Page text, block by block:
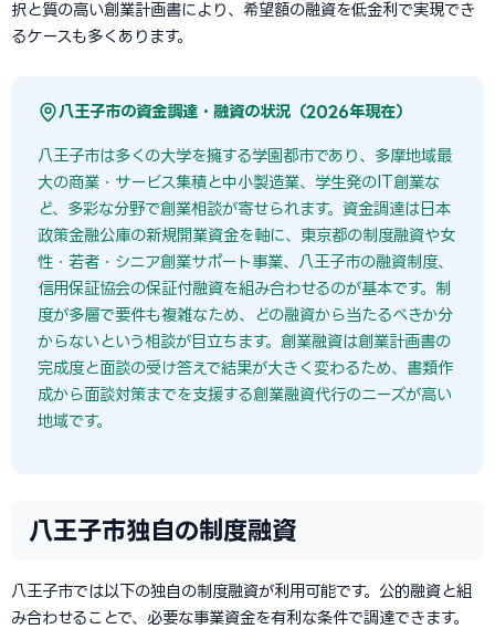
択と質の高い創業計画書により、希望額の融資を低金利で実現でき
るケースも多くあります。
八王子市の資金調達・融資の状況（2026年現在）
八王子市は多くの大学を擁する学園都市であり、多摩地域最
大の商業・サービス集積と中小製造業、学生発のIT創業な
ど、多彩な分野で創業相談が寄せられます。資金調達は日本
政策金融公庫の新規開業資金を軸に、東京都の制度融資や女
性・若者・シニア創業サポート事業、八王子市の融資制度、
信用保証協会の保証付融資を組み合わせるのが基本です。制
度が多層で要件も複雑なため、どの融資から当たるべきか分
からないという相談が目立ちます。創業融資は創業計画書の
完成度と面談の受け答えで結果が大きく変わるため、書類作
成から面談対策までを支援する創業融資代行のニーズが高い
地域です。
八王子市独自の制度融資
八王子市では以下の独自の制度融資が利用可能です。公的融資と組
み合わせることで、必要な事業資金を有利な条件で調達できます。